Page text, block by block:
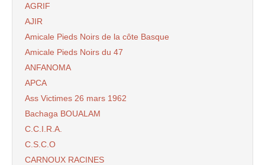
AGRIF
AJIR
Amicale Pieds Noirs de la côte Basque
Amicale Pieds Noirs du 47
ANFANOMA
APCA
Ass Victimes 26 mars 1962
Bachaga BOUALAM
C.C.I.R.A.
C.S.C.O
CARNOUX RACINES